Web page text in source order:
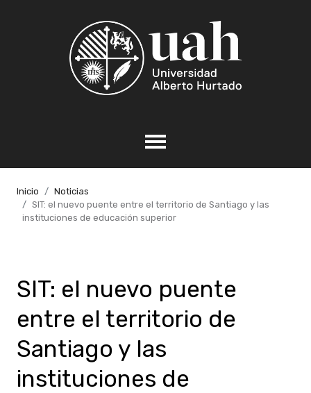
Inicio
Noticias
SIT: el nuevo puente entre el territorio de Santiago y las
instituciones de educación superior
SIT: el nuevo puente
entre el territorio de
Santiago y las
instituciones de